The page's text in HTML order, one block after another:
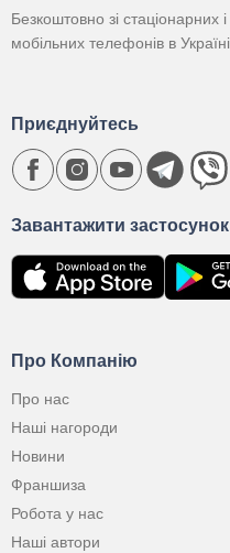
Безкоштовно зі стаціонарних і
мобільних телефонів в Україні
Про Компанію
Про нас
Наші нагороди
Новини
Франшиза
Робота у нас
Наші автори
Завантажити застосунок
Приєднуйтесь